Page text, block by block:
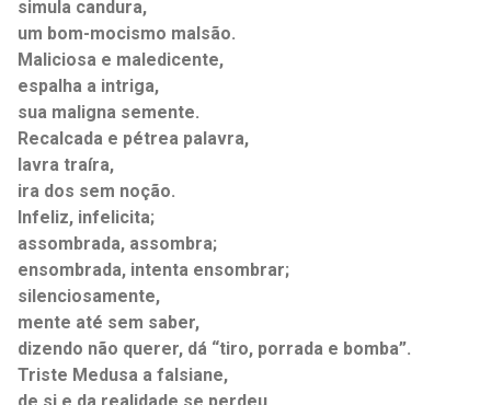
simula candura,
um bom-mocismo malsão.
Maliciosa e maledicente,
espalha a intriga,
sua maligna semente.
Recalcada e pétrea palavra,
lavra traíra,
ira dos sem noção.
Infeliz, infelicita;
assombrada, assombra;
ensombrada, intenta ensombrar;
silenciosamente,
mente até sem saber,
dizendo não querer, dá “tiro, porrada e bomba”.
Triste Medusa a falsiane,
de si e da realidade se perdeu,